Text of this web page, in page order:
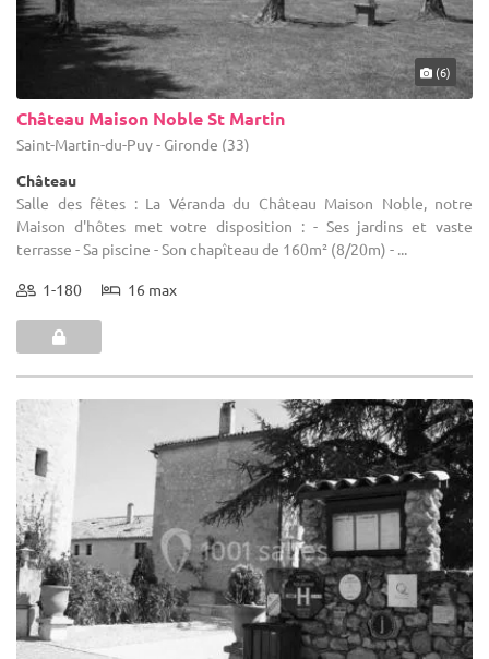
(6)
Château Maison Noble St Martin
Saint-Martin-du-Puy - Gironde (33)
Château
Salle des fêtes : La Véranda du Château Maison Noble, notre
Maison d'hôtes met votre disposition : - Ses jardins et vaste
terrasse - Sa piscine - Son chapîteau de 160m² (8/20m) - ...
1-180 16 max